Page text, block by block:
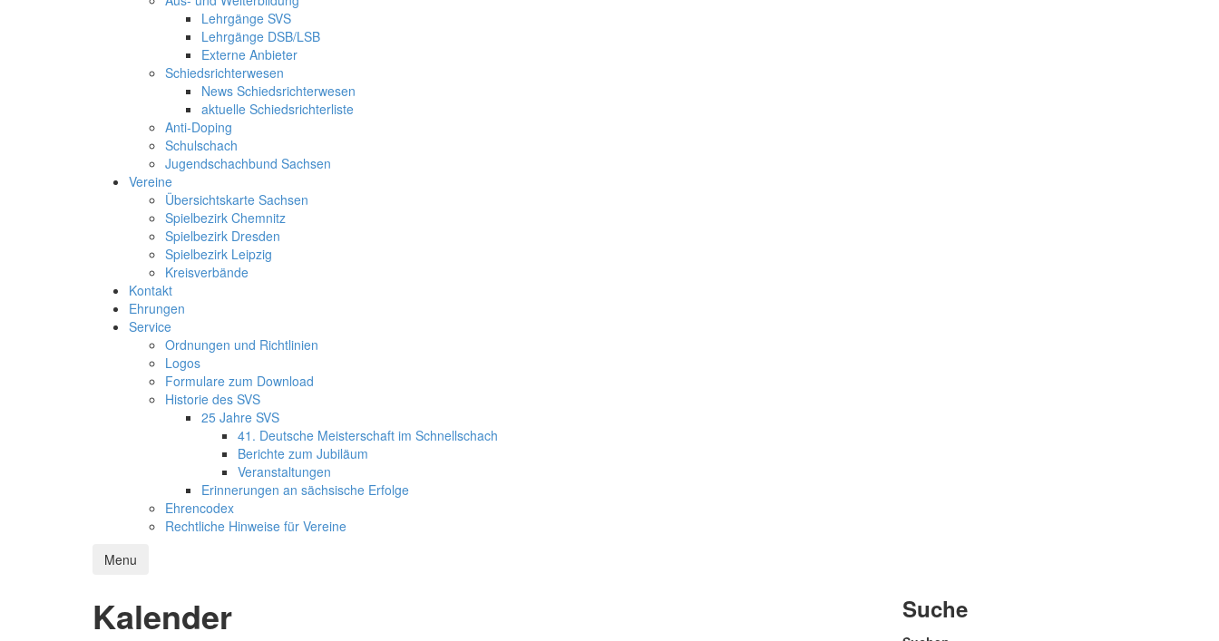
Lehrgänge SVS
Lehrgänge DSB/LSB
Externe Anbieter
Schiedsrichterwesen
News Schiedsrichterwesen
aktuelle Schiedsrichterliste
Anti-Doping
Schulschach
Jugendschachbund Sachsen
Vereine
Übersichtskarte Sachsen
Spielbezirk Chemnitz
Spielbezirk Dresden
Spielbezirk Leipzig
Kreisverbände
Kontakt
Ehrungen
Service
Ordnungen und Richtlinien
Logos
Formulare zum Download
Historie des SVS
25 Jahre SVS
41. Deutsche Meisterschaft im Schnellschach
Berichte zum Jubiläum
Veranstaltungen
Erinnerungen an sächsische Erfolge
Ehrencodex
Rechtliche Hinweise für Vereine
Menu
Kalender Suche